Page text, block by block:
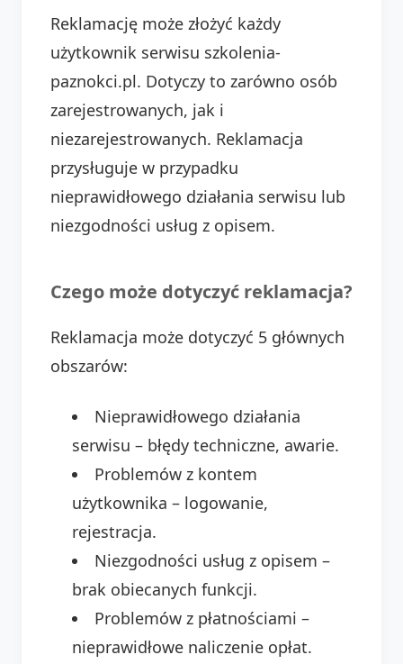
Reklamację może złożyć każdy
użytkownik serwisu szkolenia-
paznokci.pl. Dotyczy to zarówno osób
zarejestrowanych, jak i
niezarejestrowanych. Reklamacja
przysługuje w przypadku
nieprawidłowego działania serwisu lub
niezgodności usług z opisem.
Czego może dotyczyć reklamacja?
Reklamacja może dotyczyć 5 głównych
obszarów:
Nieprawidłowego działania
serwisu – błędy techniczne, awarie.
Problemów z kontem
użytkownika – logowanie,
rejestracja.
Niezgodności usług z opisem –
brak obiecanych funkcji.
Problemów z płatnościami –
nieprawidłowe naliczenie opłat.